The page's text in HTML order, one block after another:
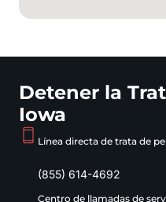
Detener la
Iowa
Línea directa de trata de
(855) 614-4692
Centro de llamadas de